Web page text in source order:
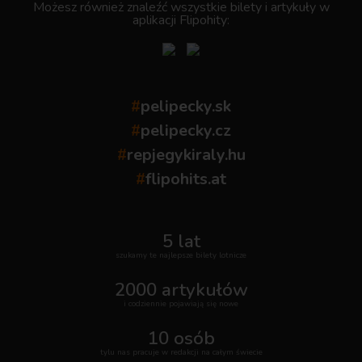
Możesz również znaleźć wszystkie bilety i artykuły w
aplikacji Flipohity:
#pelipecky.sk
#pelipecky.cz
#repjegykiraly.hu
#flipohits.at
5 lat
szukamy te najlepsze bilety lotnicze
2000 artykułów
i codziennie pojawiają się nowe
10 osób
tylu nas pracuje w redakcji na całym świecie